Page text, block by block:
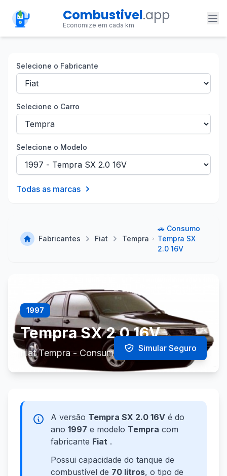
Combustivel.app
Economize em cada km
Selecione o Fabricante
Selecione o Carro
Selecione o Modelo
Todas as marcas
Fabricantes Fiat Tempra
🚗 Consumo
Tempra SX
2.0 16V
1997
Tempra SX 2.0 16V
Fiat Tempra - Consumo e Especificações
Simular Seguro
A versão Tempra SX 2.0 16V é do
ano 1997 e modelo Tempra com
fabricante Fiat .
Possui capacidade do tanque de
combustível de 70 litros, o tipo de